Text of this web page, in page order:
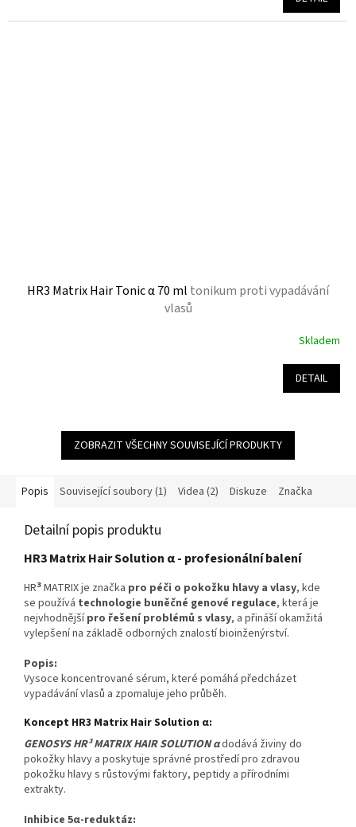
5,0
HR3 Matrix Hair Tonic α 70 ml tonikum proti vypadávání
vlasů
Skladem
DETAIL
ZOBRAZIT VŠECHNY SOUVISEJÍCÍ PRODUKTY
Popis Související soubory (1) Videa (2) Diskuze Značka
Detailní popis produktu
HR3 Matrix Hair Solution α - profesionální balení
HR3 MATRIX je značka pro péči o pokožku hlavy a vlasy, kde
se používá technologie buněčné genové regulace, která je
nejvhodnějšípro řešení problémů s vlasy, a přináší okamžitá
vylepšení na základě odborných znalostí bioinženýrství.
Popis:
Vysoce koncentrované sérum, které pomáhá předcházet
vypadávání vlasů a zpomaluje jeho průběh.
Koncept HR3 Matrix Hair Solution α:
GENOSYS HR³ MATRIX HAIR SOLUTION αdodává živiny do
pokožky hlavy a poskytuje správné prostředí pro zdravou
pokožku hlavy s růstovými faktory, peptidy a přírodními
extrakty.
Inhibice 5α-reduktáz: